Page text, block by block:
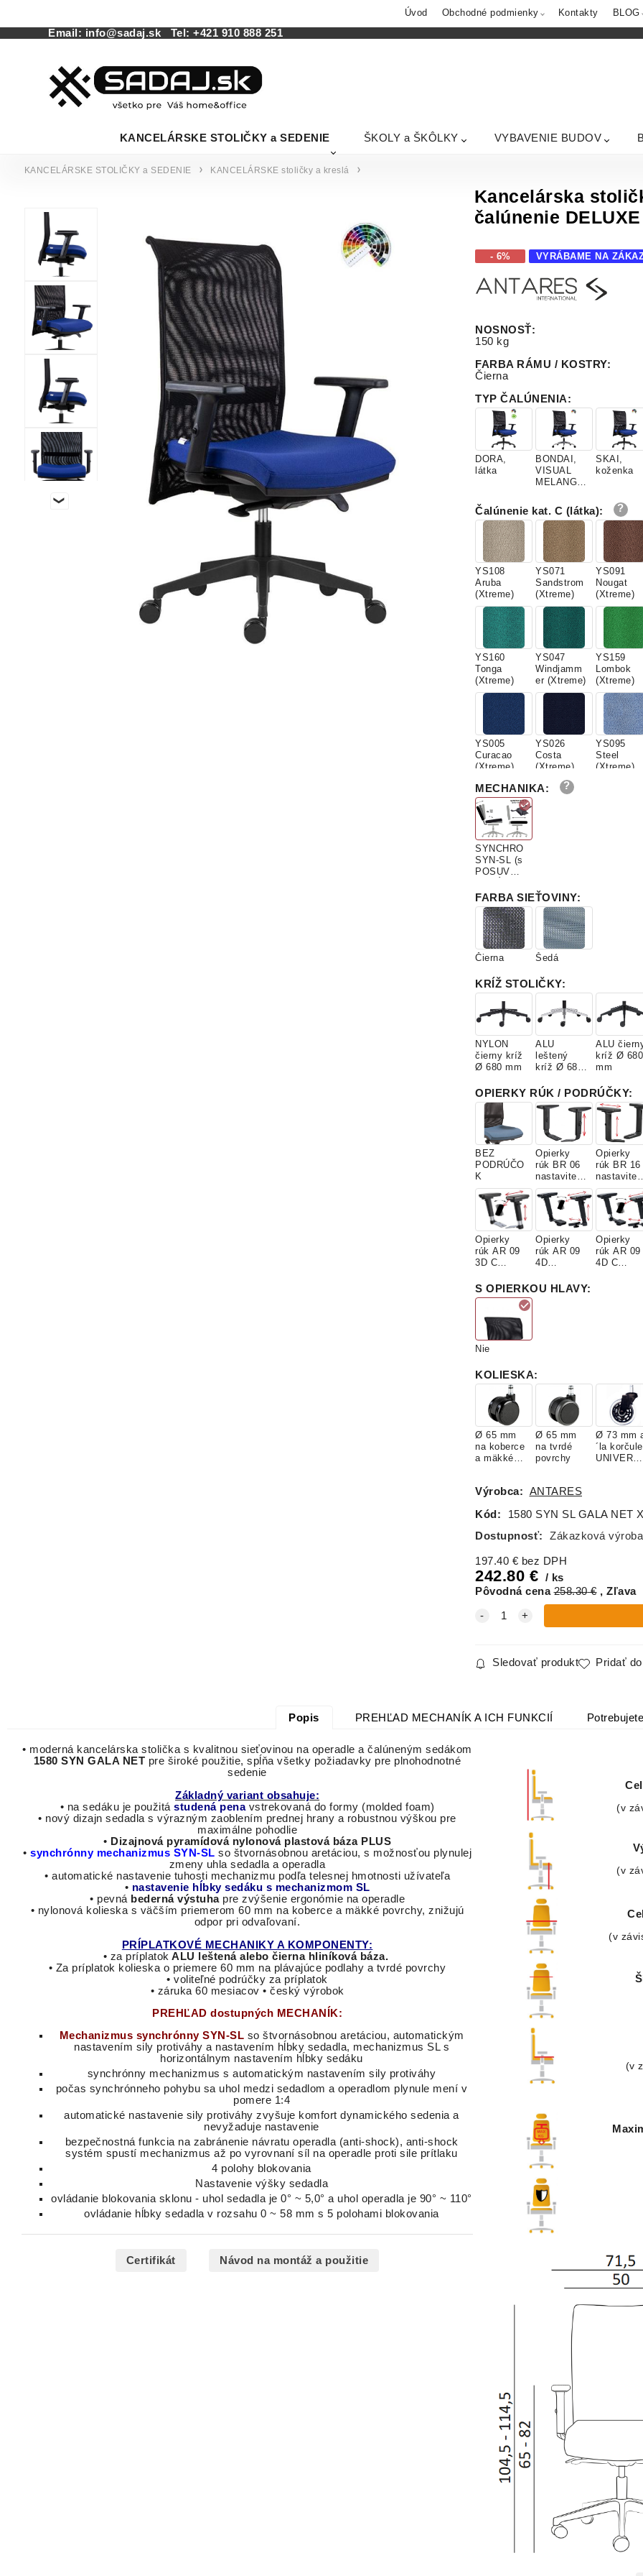
Úvod Obchodné podmienky Kontakty BLOG
Email: info@sadaj.sk Tel:+421 910 888 251
KANCELÁRSKE STOLIČKY a SEDENIE ŠKOLY a ŠKÔLKY VYBAVENIE BUDOV
KANCELÁRSKE STOLIČKY a SEDENIE KANCELÁRSKE stoličky a kreslá
Kancelárska
čalúnenie
- 6% VYRÁBAME NA
NOSNOSŤ:
150 kg
FARBA RÁMU / KOSTRY:
Čierna
TYP ČALÚNENIA:
DORA,
látka
BONDAI,
VISUAL
MELANGE,
SKAI,
koženka
Čalúnenie kat. C (látka):
YS108
Aruba
(Xtreme)
YS071
Sandstrom
(Xtreme)
YS091
Nougat
(Xtreme)
YS160
Tonga
(Xtreme)
YS047
Windjamm
er (Xtreme)
YS159
Lombok
(Xtreme)
YS005
Curacao
(Xtreme)
YS026
Costa
(Xtreme)
YS095
Steel
(Xtreme)
YS165
Adobo
(Xtreme)
YS072
Solano
(Xtreme)
YS168
Tortuga
(Xtreme)
YS030
Tobago
(Xtreme)
YS136
Tokara
(Xtreme)
YS084
Tarot
(Xtreme)
G404
(Four)
G417
(Four)
G461
(Four)
G676
(Four)
G801
(Four)
G854
(Four)
K244
(Four)
K341
(Four)
K343
(Four)
(Four)
MECHANIKA:
SYNCHRO
SYN-SL (s
POSUVOM
FARBA SIEŤOVINY:
Čierna Šedá
KRÍŽ STOLIČKY:
NYLON
čierny kríž
Ø 680 mm
ALU
leštený
kríž Ø 680
ALU
kríž Ø 680
mm
OPIERKY RÚK / PODRÚČKY:
BEZ
PODRÚČO
K
Opierky
rúk BR 06
nastaviteľn
é
Opierky
rúk BR 16
nastaviteľn
é
Opierky
rúk AR 09
3D C
é
Opierky
rúk AR 09
4D
é (skrutka)
Opierky
rúk AR 09
4D C
S OPIERKOU HLAVY:
Nie
KOLIESKA:
Ø 65 mm
na koberce
a mäkké
Ø 65 mm
na tvrdé
povrchy
Ø 73 mm
´la korčule
UNIVERZÁ
Výrobca: ANTARES
Kód:
1580 SYN SL GALA NET
Dostupnosť:
Zákazková
197.40 € bez DPH
242.80 €
ks
Pôvodná cena 258.30€ Zľava
Sledovať produkt Pridať
Popis PREHĽAD MECHANÍK A ICH FUNKCIÍ
• moderná kancelárska stolička s kvalitnou sieťovinou na operadle a čalúneným sedákom
1580 SYN GALA NET pre široké použitie, spĺňa všetky požiadavky pre plnohodnotné
sedenie
Základný variant obsahuje:
• na sedáku je použitástudená penavstrekovaná do formy (molded foam)
• nový dizajn sedadla s výrazným zaoblením prednej hrany a robustnou výškou pre
maximálne pohodlie
• Dizajnová pyramídová nylonová plastová báza PLUS
•synchrónny mechanizmus SYN-SL so štvornásobnou aretáciou, s možnosťou plynulej
zmeny uhla sedadla a operadla
• automatické nastavenie tuhosti mechanizmu podľa telesnej hmotnosti užívateľa
• nastavenie hĺbky sedáku s mechanizmom SL
• pevná bederná výstuhapre zvýšenie ergonómie na operadle
• nylonová kolieska s väčším priemerom 60 mm na koberce a mäkké povrchy, znižujú
odpor pri odvaľovaní.
PRÍPLATKOVÉ MECHANIKY A KOMPONENTY:
• za príplatok ALU
leštená alebo čierna hliníková báza.
• Za príplatok kolieska o priemere 60 mm na plávajúce podlahy a tvrdé povrchy
• voliteľné podrúčky za príplatok
• záruka 60 mesiacov • český výrobok
PREHĽAD dostupných MECHANÍK:
Mechanizmus synchrónnySYN -SL so štvornásobnou aretáciou, automatickým
nastavením sily protiváhy a nastavením hĺbky sedadla, mechanizmus SL s
horizontálnym nastavením hĺbky sedáku
synchrónny mechanizmus s automatickým nastavením sily protiváhy
počas synchrónneho pohybu sa uhol medzi sedadlom a operadlom plynule mení v
pomere 1:4
automatické nastavenie sily protiváhy zvyšuje komfort dynamického sedenia a
nevyžaduje nastavenie
bezpečnostná funkcia na zabránenie návratu operadla (anti-shock), anti-shock
systém spustí mechanizmus až po vyrovnaní síl na operadle proti sile prítlaku
4 polohy blokovania
Nastavenie výšky sedadla
ovládanie blokovania sklonu - uhol sedadla je 0° ~ 5,0° a uhol operadla je 90° ~ 110°
ovládanie hĺbky sedadla v rozsahu 0 ~ 58 mm s 5 polohami blokovania
Certifikát Návod na montáž a použitie
(v
(v
(v
(v